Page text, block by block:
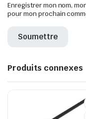
Enregistrer mon nom,
pour mon prochain
Produits connexes